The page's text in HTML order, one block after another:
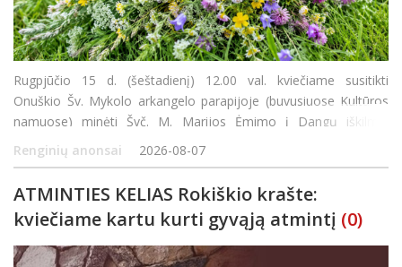
Rugpjūčio 15 d. (šeštadienį) 12.00 val. kviečiame susitikti
Onuškio Šv. Mykolo arkangelo parapijoje (buvusiuose Kultūros
namuose) minėti Švč. M. Marijos Ėmimo į Dangų iškilmę.
Šventės metu bus aukojamos Šv. Mišios, laiminamas metų derli
Renginių anonsai 2026-08-07
ATMINTIES KELIAS Rokiškio krašte:
kviečiame kartu kurti gyvąją atmintį (0)